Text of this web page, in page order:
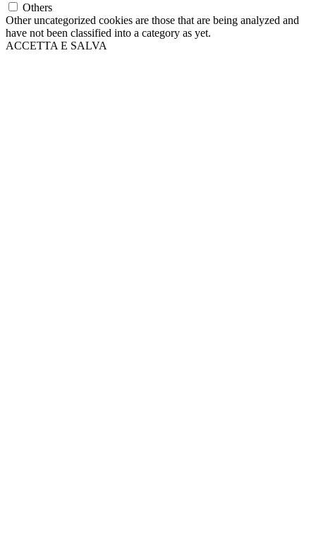
Others
Other uncategorized cookies are those that are being analyzed and
have not been classified into a category as yet.
ACCETTA E SALVA